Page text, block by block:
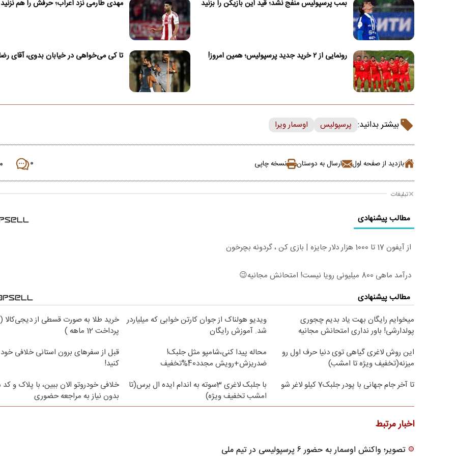
بمب پرسپولیس منفج نشد؛ قید این بازیکن را بزنید مهدی طارمی نزد اعراب؛ حرفش را هم نزنید
رونمایی از ۲ خرید جدید پرسپولیس؛ همین امروز! تا کی می‌خواهی در خیابان بدوی، آقای
بیشتر بدانید: پرسپولیس اوسمار ویرا
بازدید از صفحه اول ارسال به دوستان نسخه چاپی ۰ ۰
تبلیغات
مطالب پیشنهادی
از آیفون 17 تا 1000 هزار دلار جایزه | بازی کن ، گردونه بچرخون
درآمد ماهی 800 میلیونی رویا نیست! امتحانش مجانیه😉
مطالب پیشنهادی
میخوایم رایگان بهت یاد بدیم چجوری
پولدارشی! باور نداری امتحانش مجانیه
ویدیو هولناک از جوان کارتن خوابی که میلیاردر
شد. آموزش رایگان
خرید طلا به صورت قسطی از دیجی‌کالا (
پرداخت 12 ماهه )
این روش لاغری گیاهی توی دنیا حرف اول رو
میزنه(تخفیف ویژه تا امشب)
محاله پیدا کنی،شامپو مثل جلبک!
ضدریزش+رویش مجدد40%تخفیف
قبل از سفرهای برون استانی خلافی
کنید!
تا آخر جام جهانی با پودر جلبک7 کیلو لاغر شو
با جلبک لاغری 3سوته به اندام ایده ال برس(تا
امشب تخفیف ویژه)
خلافی خودروتو الان ببین، با پلاک و کد
بدون نیاز به مراجعه حضوری
اخبار مرتبط
تصویر؛ واکنش اوسمار به حضور ۶ پرسپولیسی در تیم ملی